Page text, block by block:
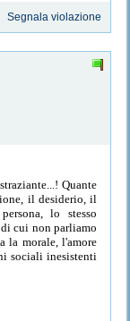
Segnala violazione
Quante
il desiderio, il
lo stesso
cui non parliamo
la morale, l'amore
sociali inesistenti